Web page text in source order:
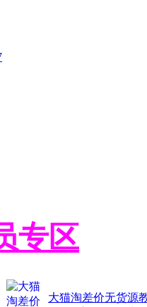
专区
大猫淘差价无货源